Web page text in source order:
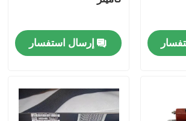
إرسال استفسار